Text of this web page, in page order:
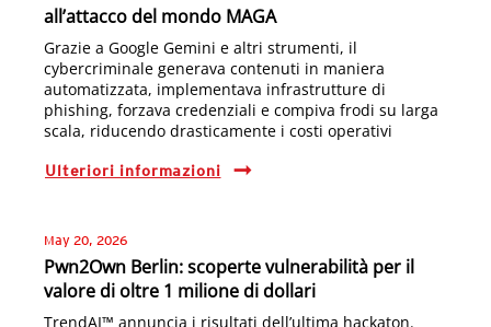
all’attacco del mondo MAGA
Grazie a Google Gemini e altri strumenti, il
cybercriminale generava contenuti in maniera
automatizzata, implementava infrastrutture di
phishing, forzava credenziali e compiva frodi su larga
scala, riducendo drasticamente i costi operativi
Ulteriori informazioni
May 20, 2026
Pwn2Own Berlin: scoperte vulnerabilità per il
valore di oltre 1 milione di dollari
TrendAI™ annuncia i risultati dell’ultima hackaton.